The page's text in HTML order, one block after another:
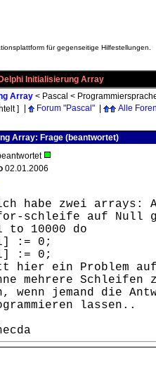
für gegenseitige Hilfestellungen.
Initialisierung Array
Array < Pascal <
] Forum "Pascal" Alle Foren
Array: Frage (beantwortet)
02.01.2006
habe zwei arrays:
schleife auf Null
10000 do
:= 0;
:= 0;
ein Problem
mehrere Schleifen
wenn jemand die
lassen..